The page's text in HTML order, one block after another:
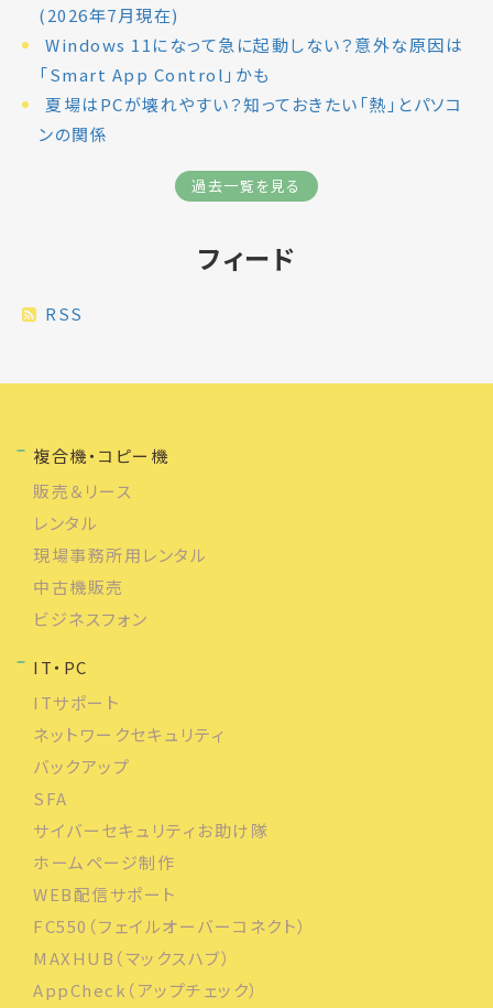
(2026年7月現在)
Windows 11になって急に起動しない？意外な原因は
「Smart App Control」かも
夏場はPCが壊れやすい？知っておきたい「熱」とパソコ
ンの関係
過去一覧を見る
フィード
RSS
複合機・コピー機
販売＆リース
レンタル
現場事務所用レンタル
中古機販売
ビジネスフォン
IT・PC
ITサポート
ネットワークセキュリティ
バックアップ
SFA
サイバーセキュリティお助け隊
ホームページ制作
WEB配信サポート
FC550（フェイルオーバーコネクト）
MAXHUB（マックスハブ）
AppCheck（アップチェック）